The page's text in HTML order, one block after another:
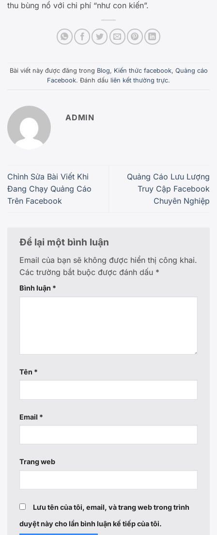
thu bùng nổ với chi phí “như con kiến”.
Bài viết này được đăng trong Blog, Kiến thức facebook, Quảng cáo
Facebook. Đánh dấu liên kết thường trực.
ADMIN
Chỉnh Sửa Bài Viết Khi
Đang Chạy Quảng Cáo
Trên Facebook
Quảng Cáo Lưu Lượng
Truy Cập Facebook
Chuyên Nghiệp
Để lại một bình luận
Email của bạn sẽ không được hiển thị công khai.
Các trường bắt buộc được đánh dấu *
Bình luận *
Tên *
Email *
Trang web
Lưu tên của tôi, email, và trang web trong trình
duyệt này cho lần bình luận kế tiếp của tôi.